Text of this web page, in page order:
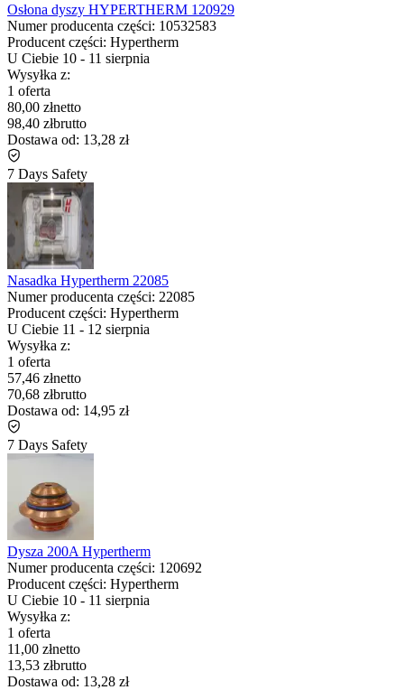
Osłona dyszy HYPERTHERM 120929
Numer producenta części: 10532583
Producent części: Hypertherm
U Ciebie 10 - 11 sierpnia
Wysyłka z:
1 oferta
80,00 złnetto
98,40 złbrutto
Dostawa od: 13,28 zł
7 Days Safety
Nasadka Hypertherm 22085
Numer producenta części: 22085
Producent części: Hypertherm
U Ciebie 11 - 12 sierpnia
Wysyłka z:
1 oferta
57,46 złnetto
70,68 złbrutto
Dostawa od: 14,95 zł
7 Days Safety
Dysza 200A Hypertherm
Numer producenta części: 120692
Producent części: Hypertherm
U Ciebie 10 - 11 sierpnia
Wysyłka z:
1 oferta
11,00 złnetto
13,53 złbrutto
Dostawa od: 13,28 zł